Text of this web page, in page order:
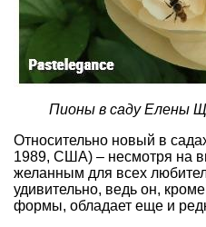
Пионы в саду Елены
Относительно новый в
1989, США) – несмотря на
желанным для всех
удивительно, ведь он,
формы, обладает еще и